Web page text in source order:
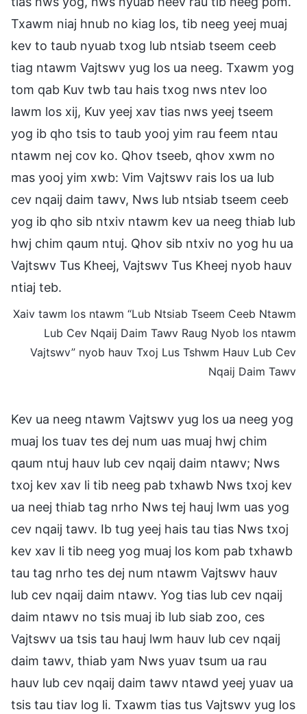
Txawm niaj hnub no kiag los, tib neeg yeej muaj
kev to taub nyuab txog lub ntsiab tseem ceeb
tiag ntawm Vajtswv yug los ua neeg. Txawm yog
tom qab Kuv twb tau hais txog nws ntev loo
lawm los xij, Kuv yeej xav tias nws yeej tseem
yog ib qho tsis to taub yooj yim rau feem ntau
ntawm nej cov ko. Qhov tseeb, qhov xwm no
mas yooj yim xwb: Vim Vajtswv rais los ua lub
cev nqaij daim tawv, Nws lub ntsiab tseem ceeb
yog ib qho sib ntxiv ntawm kev ua neeg thiab lub
hwj chim qaum ntuj. Qhov sib ntxiv no yog hu ua
Vajtswv Tus Kheej, Vajtswv Tus Kheej nyob hauv
ntiaj teb.
Xaiv tawm los ntawm “Lub Ntsiab Tseem Ceeb Ntawm
Lub Cev Nqaij Daim Tawv Raug Nyob los ntawm
Vajtswv” nyob hauv Txoj Lus Tshwm Hauv Lub Cev
Nqaij Daim Tawv
Kev ua neeg ntawm Vajtswv yug los ua neeg yog
muaj los tuav tes dej num uas muaj hwj chim
qaum ntuj hauv lub cev nqaij daim ntawv; Nws
txoj kev xav li tib neeg pab txhawb Nws txoj kev
ua neej thiab tag nrho Nws tej hauj lwm uas yog
cev nqaij tawv. Ib tug yeej hais tau tias Nws txoj
kev xav li tib neeg yog muaj los kom pab txhawb
tau tag nrho tes dej num ntawm Vajtswv hauv
lub cev nqaij daim ntawv. Yog tias lub cev nqaij
daim ntawv no tsis muaj ib lub siab zoo, ces
Vajtswv ua tsis tau hauj lwm hauv lub cev nqaij
daim tawv, thiab yam Nws yuav tsum ua rau
hauv lub cev nqaij daim tawv ntawd yeej yuav ua
tsis tau tiav log li. Txawm tias tus Vajtswv yug los